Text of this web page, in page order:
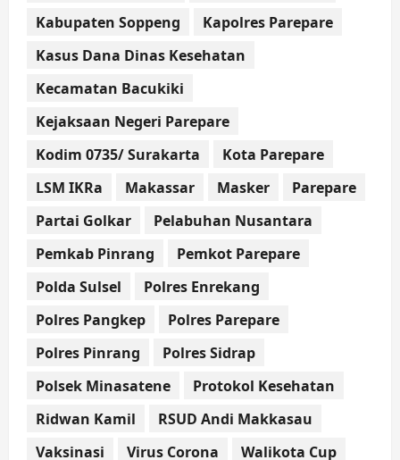
Kabupaten Soppeng
Kapolres Parepare
Kasus Dana Dinas Kesehatan
Kecamatan Bacukiki
Kejaksaan Negeri Parepare
Kodim 0735/ Surakarta
Kota Parepare
LSM IKRa
Makassar Masker
Parepare
Partai Golkar
Pelabuhan Nusantara
Pemkab Pinrang
Pemkot Parepare
Polda Sulsel
Polres Enrekang
Polres Pangkep
Polres Parepare
Polres Pinrang
Polres Sidrap
Polsek Minasatene
Protokol Kesehatan
Ridwan Kamil
RSUD Andi Makkasau
Vaksinasi
Virus Corona
Walikota Cup